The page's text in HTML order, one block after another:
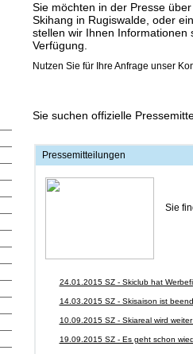
Sie möchten in der Presse
Skihang in Rugiswalde, oder
stellen wir Ihnen Informationen
Verfügung.
Nutzen Sie für Ihre Anfrage unser
Sie suchen offizielle
Pressemitteilungen
Sie
24.01.2015 SZ - Skiclub hat
14.03.2015 SZ - Skisaison ist
10.09.2015 SZ - Skiareal wird
19.09.2015 SZ - Es geht schon